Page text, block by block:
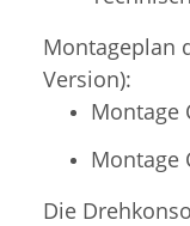
Montageplan
Version):
Montage
Montage
Die